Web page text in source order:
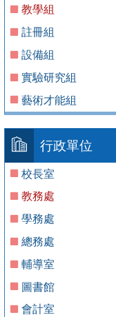
教學組
註冊組
設備組
實驗研究組
藝術才能組
行政單位
校長室
教務處
學務處
總務處
輔導室
圖書館
會計室